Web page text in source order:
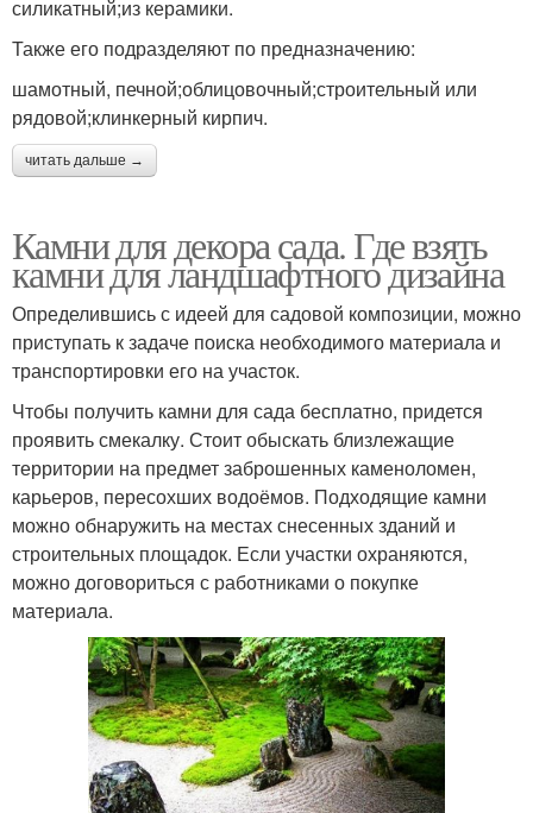
силикатный;из керамики.
Также его подразделяют по предназначению:
шамотный, печной;облицовочный;строительный или
рядовой;клинкерный кирпич.
читать дальше →
Камни для декора сада. Где взять
камни для ландшафтного дизайна
Определившись с идеей для садовой композиции, можно
приступать к задаче поиска необходимого материала и
транспортировки его на участок.
Чтобы получить камни для сада бесплатно, придется
проявить смекалку. Стоит обыскать близлежащие
территории на предмет заброшенных каменоломен,
карьеров, пересохших водоёмов. Подходящие камни
можно обнаружить на местах снесенных зданий и
строительных площадок. Если участки охраняются,
можно договориться с работниками о покупке
материала.